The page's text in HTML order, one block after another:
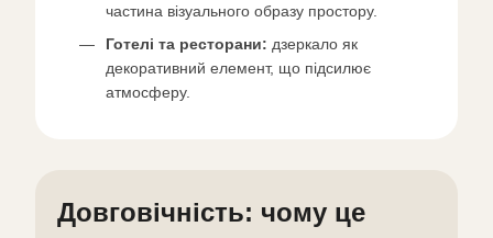
частина візуального образу простору.
Готелі та ресторани: дзеркало як
декоративний елемент, що підсилює
атмосферу.
Довговічність: чому це